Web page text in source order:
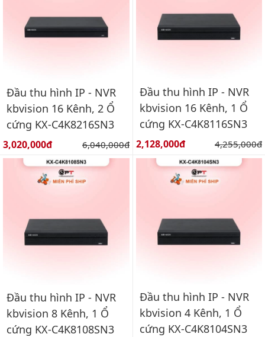
Đầu thu hình IP - NVR
kbvision 16 Kênh, 2 Ổ
cứng KX-C4K8216SN3
Giá bán:
3,020,000đ Giá gốc:
6,040,000đ
Đầu thu hình IP - NVR
kbvision 16 Kênh, 1 Ổ
cứng KX-C4K8116SN3
Giá bán:
2,128,000đ Giá gốc:
4,255,000đ
Đầu thu hình IP - NVR
kbvision 8 Kênh, 1 Ổ
cứng KX-C4K8108SN3
Đầu thu hình IP - NVR
kbvision 4 Kênh, 1 Ổ
cứng KX-C4K8104SN3